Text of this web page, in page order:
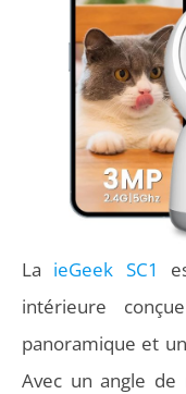
La ieGeek SC1
intérieure
panoramique et
Avec un angle de